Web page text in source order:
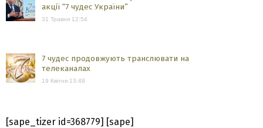
акції “7 чудес України”
31 Травня 12:54
7 чудес продовжують транслювати на
телеканалах
19 Квітня 13:48
[sape_tizer id=368779] [sape]